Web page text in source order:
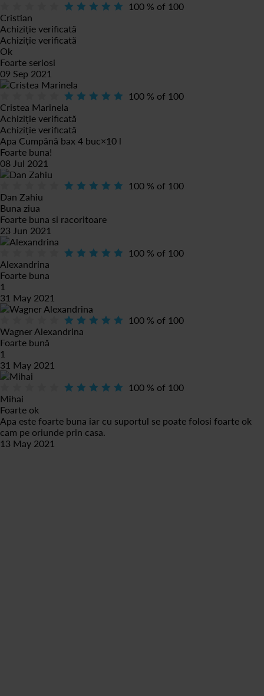
100 % of 100
Cristian
Achiziție verificată
Achiziție verificată
Ok
Foarte seriosi
09 Sep 2021
100 % of 100
Cristea Marinela
Achiziție verificată
Achiziție verificată
Apa Cumpănă bax 4 buc×10 l
Foarte buna!
08 Jul 2021
100 % of 100
Dan Zahiu
Buna ziua
Foarte buna si racoritoare
23 Jun 2021
100 % of 100
Alexandrina
Foarte buna
1
31 May 2021
100 % of 100
Wagner Alexandrina
Foarte bună
1
31 May 2021
100 % of 100
Mihai
Foarte ok
Apa este foarte buna iar cu suportul se poate folosi foarte ok
cam pe oriunde prin casa.
13 May 2021